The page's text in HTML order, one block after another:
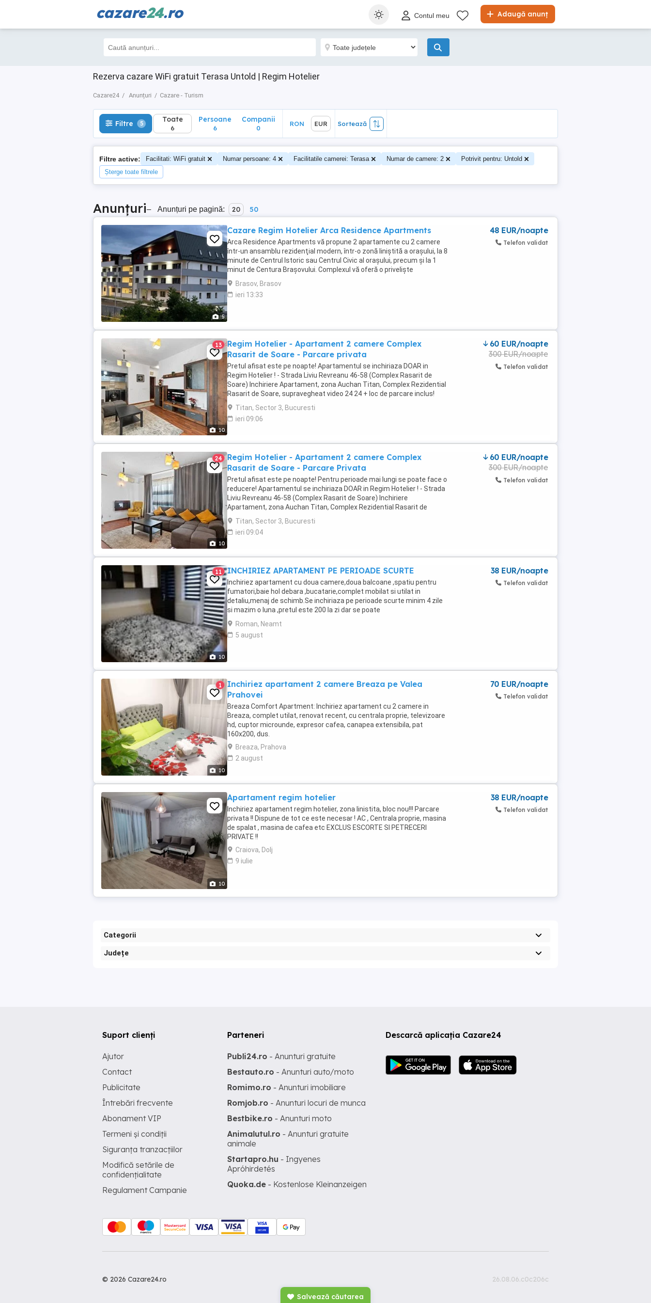
cazare24.ro Adaugă anunț
Contul meu
Rezerva cazare WiFi gratuit Terasa Untold | Regim Hotelier
Cazare24 Anunțuri Cazare - Turism
Filtre 5 Toate
6
Filtre 5 Toate
6
Persoane
6
Companii
0
RON EUR Sortează
Filtre active: Facilitati: WiFi gratuit Numar persoane: 4 Facilitatile camerei: Terasa Numar de camere: 2
Potrivit pentru: Untold
Șterge toate filtrele
Anunțuri– Anunțuri pe pagină: 20 50
5
Cazare Regim Hotelier Arca Residence Apartments
Arca Residence Apartments vă propune 2 apartamente cu 2 camere
într-un ansamblu rezidenţial modern, într-o zonă liniştită a oraşului, la 8
minute de Centrul Istoric sau Centrul Civic al oraşului, precum şi la 1
minut de Centura Braşovului. Complexul vă oferă o privelişte
încântătoare spre masivele Piatra ...
Brasov, Brasov
ieri 13:33
48 EUR/noapte
Telefon validat
10
13
Regim Hotelier - Apartament 2 camere Complex
Rasarit de Soare - Parcare privata
Pretul afisat este pe noapte! Apartamentul se inchiriaza DOAR in
Regim Hotelier ! - Strada Liviu Revreanu 46-58 (Complex Rasarit de
Soare) Inchiriere Apartament, zona Auchan Titan, Complex Rezidential
Rasarit de Soare, supravegheat video 24 24 + loc de parcare inclus!
Apartamentul este complet mobilat ...
Titan, Sector 3, Bucuresti
ieri 09:06
60 EUR/noapte
300 EUR/noapte
Telefon validat
10
24
Regim Hotelier - Apartament 2 camere Complex
Rasarit de Soare - Parcare Privata
Pretul afisat este pe noapte! Pentru perioade mai lungi se poate face o
reducere! Apartamentul se inchiriaza DOAR in Regim Hotelier ! - Strada
Liviu Revreanu 46-58 (Complex Rasarit de Soare) Inchiriere
Apartament, zona Auchan Titan, Complex Rezidential Rasarit de
Soare, supravegheat video 24 24 + ...
Titan, Sector 3, Bucuresti
ieri 09:04
60 EUR/noapte
300 EUR/noapte
Telefon validat
10
11 INCHIRIEZ APARTAMENT PE PERIOADE SCURTE
Inchiriez apartament cu doua camere,doua balcoane ,spatiu pentru
fumatori,baie hol debara ,bucatarie,complet mobilat si utilat in
detaliu,menaj de schimb.Se inchiriaza pe perioade scurte minim 4 zile
si mazim o luna ,pretul este 200 la zi dar se poate
negocia.Apartamentul este situat in zona Roman Voda.central ...
Roman, Neamt
5 august
38 EUR/noapte
Telefon validat
10
1
Inchiriez apartament 2 camere Breaza pe Valea
Prahovei
Breaza Comfort Apartment: Inchiriez apartament cu 2 camere in
Breaza, complet utilat, renovat recent, cu centrala proprie, televizoare
hd, cuptor microunde, expresor cafea, canapea extensibila, pat
160x200, dus.
Breaza, Prahova
2 august
70 EUR/noapte
Telefon validat
10
Apartament regim hotelier
Inchiriez apartament regim hotelier, zona linistita, bloc nou!!! Parcare
privata !! Dispune de tot ce este necesar ! AC , Centrala proprie, masina
de spalat , masina de cafea etc EXCLUS ESCORTE SI PETRECERI
PRIVATE !!
Craiova, Dolj
9 iulie
38 EUR/noapte
Telefon validat
Categorii
Județe
Salvează căutarea
Descarcă aplicația Cazare24
Suport clienți
Ajutor
Contact
Publicitate
Întrebări frecvente
Abonament VIP
Termeni și condiții
Siguranța tranzacțiilor
Modifică setările de
confidențialitate
Regulament Campanie
Parteneri
Publi24.ro - Anunturi gratuite
Bestauto.ro - Anunturi auto/moto
Romimo.ro - Anunturi imobiliare
Romjob.ro - Anunturi locuri de munca
Bestbike.ro - Anunturi moto
Animalutul.ro - Anunturi gratuite
animale
Startapro.hu - Ingyenes
Apróhirdetés
Quoka.de - Kostenlose Kleinanzeigen
© 2026 Cazare24.ro 26.08.06.c0c206c